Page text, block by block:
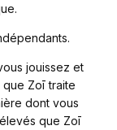
jouissez et
que Zoī traite
dont vous
que Zoī